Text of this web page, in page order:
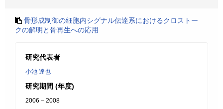
骨形成制御の細胞内シグナル伝達系におけるクロストー
クの解明と骨再生への応用
研究代表者
小池 達也
研究期間 (年度)
2006 – 2008